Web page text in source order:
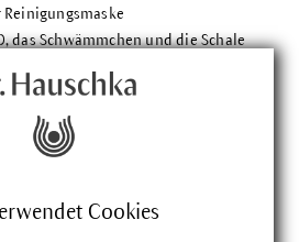
Cookies
das Schwämmchen und die Schale
Zuhause.
hilfreich?